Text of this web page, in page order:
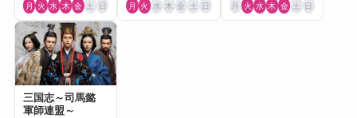
月 火 水 木 金 土 日 月 火 水 木 金 土 日 月 火 水 木 金 土 日
三国志～司馬懿
軍師連盟～